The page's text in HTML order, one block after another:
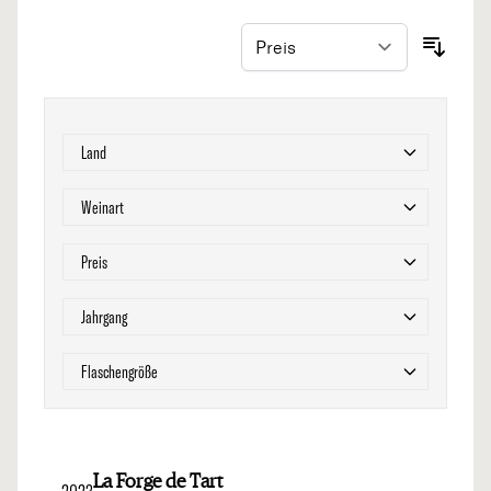
LandFilter
WeinartFilter
PreisFilter
JahrgangFilter
Flaschengröße
La Forge de Tart